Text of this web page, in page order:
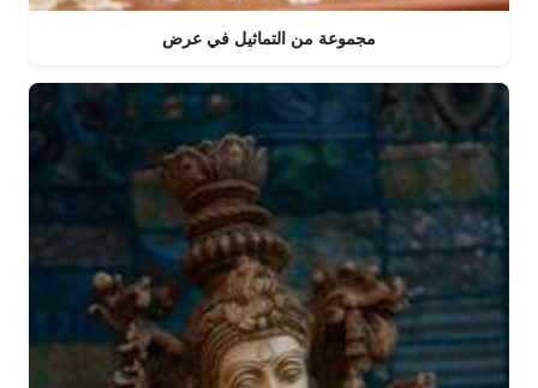
مجموعة من التماثيل في عرض